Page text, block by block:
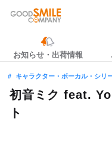
お知らせ・出荷情報
キャラクター・ボーカル・シリ
初音ミク feat.
ト